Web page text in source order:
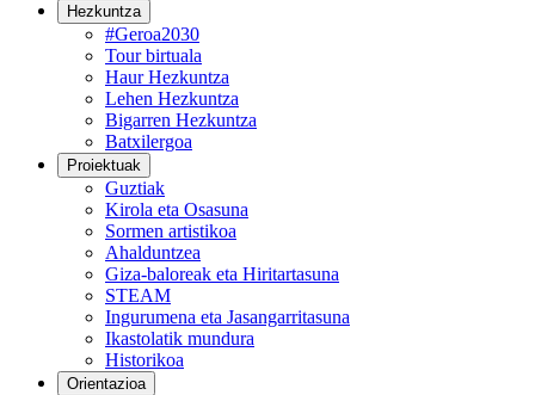
Hezkuntza
#Geroa2030
Tour birtuala
Haur Hezkuntza
Lehen Hezkuntza
Bigarren Hezkuntza
Batxilergoa
Proiektuak
Guztiak
Kirola eta Osasuna
Sormen artistikoa
Ahalduntzea
Giza-baloreak eta Hiritartasuna
STEAM
Ingurumena eta Jasangarritasuna
Ikastolatik mundura
Historikoa
Orientazioa